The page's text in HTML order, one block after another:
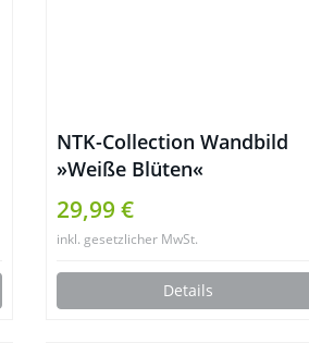
NTK-Collection Wandbild
»Weiße Blüten«
29,99 €
inkl. gesetzlicher MwSt.
Details